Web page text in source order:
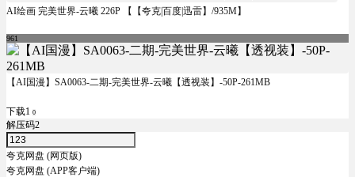
AI绘画 完美世界-云曦 226P 【【夸克|百度|迅雷】/935M】
961
【AI国漫】SA0063-二期-完美世界-云曦【透视装】-50P-261MB
下载1 0
解压码2
夸克网盘 (网页版)
夸克网盘 (APP客户端)